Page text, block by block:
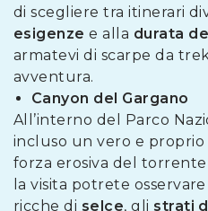
di scegliere tra itinerari
esigenze e alla durata
armatevi di scarpe da
avventura.
Canyon del Gargano
All’interno del Parco
incluso un vero e proprio
forza erosiva del
la visita potrete
ricche di selce, gli strati